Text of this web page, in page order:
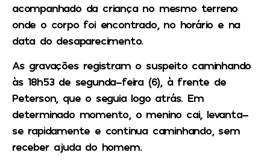
acompanhado da criança no mesmo terreno
onde o corpo foi encontrado, no horário e na
data do desaparecimento.
As gravações registram o suspeito caminhando
às 18h53 de segunda-feira (6), à frente de
Peterson, que o seguia logo atrás. Em
determinado momento, o menino cai, levanta-
se rapidamente e continua caminhando, sem
receber ajuda do homem.